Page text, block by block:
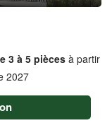
3 à 5 pièces à partir
2027